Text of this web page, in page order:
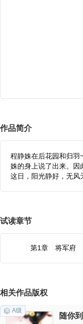
作品简介
程静姝在后花园和归羽
姝的身上说了出来。因
这日，阳光静好，无风
试读章节
第1章 将军府
相关作品版权
A级
随你